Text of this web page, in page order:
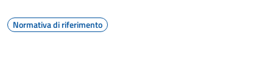
Normativa di riferimento